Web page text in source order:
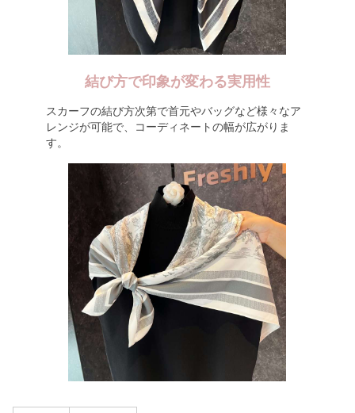
結び方で印象が変わる実用性
スカーフの結び方次第で首元やバッグなど様々なア
レンジが可能で、コーディネートの幅が広がりま
す。